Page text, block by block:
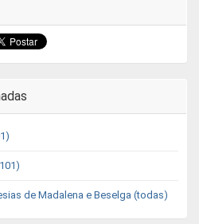
de Madalena e Beselga (todas)